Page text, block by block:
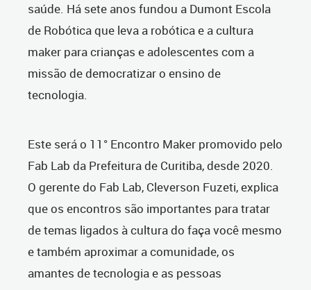
saúde. Há sete anos fundou a Dumont Escola
de Robótica que leva a robótica e a cultura
maker para crianças e adolescentes com a
missão de democratizar o ensino de
tecnologia.
Este será o 11° Encontro Maker promovido pelo
Fab Lab da Prefeitura de Curitiba, desde 2020.
O gerente do Fab Lab, Cleverson Fuzeti, explica
que os encontros são importantes para tratar
de temas ligados à cultura do faça você mesmo
e também aproximar a comunidade, os
amantes de tecnologia e as pessoas